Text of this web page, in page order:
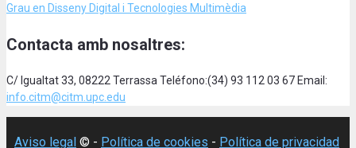
Grau en Disseny Digital i Tecnologies Multimèdia
Contacta amb nosaltres:
C/ Igualtat 33, 08222 Terrassa Teléfono:(34) 93 112 03 67 Email:
info.citm@citm.upc.edu
Aviso legal © - Política de cookies - Política de privacidad